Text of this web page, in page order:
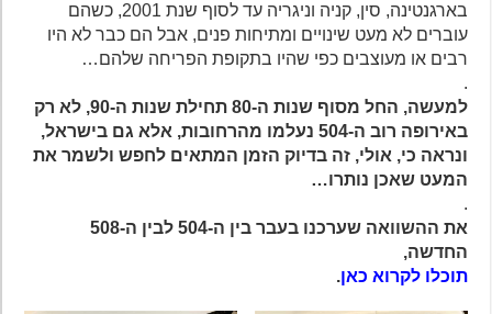
בארגנטינה, סין, קניה וניגריה עד לסוף שנת 2001, כשהם
עוברים לא מעט שינויים ומתיחות פנים, אבל הם כבר לא היו
רבים או מעוצבים כפי שהיו בתקופת הפריחה שלהם…
למעשה, החל מסוף שנות ה-80 תחילת שנות ה-90, לא רק
באירופה רוב ה-504 נעלמו מהרחובות, אלא גם בישראל,
ונראה כי, אולי, זה בדיוק הזמן המתאים לחפש ולשמר את
המעט שאכן נותרו…
את ההשוואה שערכנו בעבר בין ה-504 לבין ה-508
החדשה,
תוכלו לקרוא כאן.